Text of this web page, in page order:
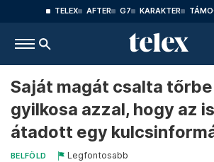
TELEX AFTER G7 KARAKTER
Saját magát csalta tőrbe
gyilkosa azzal, hogy az
átadott egy
BELFÖLD Legfontosabb